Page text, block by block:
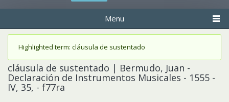
Menu
Status message
Highlighted term: cláusula de sustentado
cláusula de sustentado | Bermudo, Juan -
Declaración de Instrumentos Musicales - 1555 -
IV, 35, - f77ra